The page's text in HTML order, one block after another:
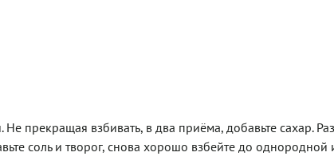
прекращая взбивать, в два приёма, добавьте сахар.
соль и творог, снова хорошо взбейте до однородной